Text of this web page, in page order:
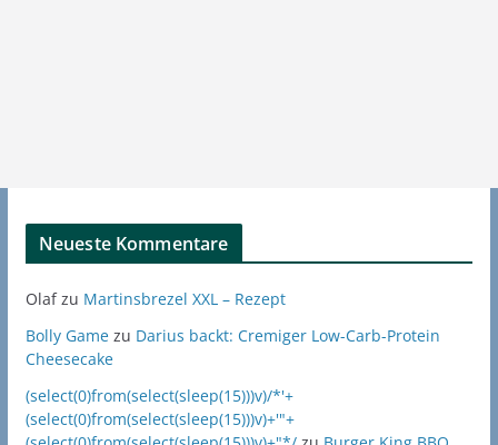
Neueste Kommentare
Olafzu Martinsbrezel XXL – Rezept
Bolly Gamezu Darius backt: Cremiger Low-Carb-Protein
Cheesecake
(select(0)from(select(sleep(15)))v)/*'+
(select(0)from(select(sleep(15)))v)+'"+